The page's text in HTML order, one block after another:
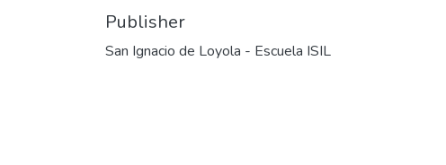
Publisher
San Ignacio de Loyola - Escuela ISIL